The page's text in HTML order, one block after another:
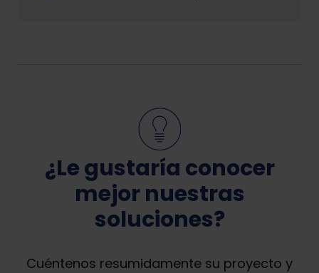
¿Le gustaría conocer
mejor nuestras
soluciones?
Cuéntenos resumidamente su proyecto y